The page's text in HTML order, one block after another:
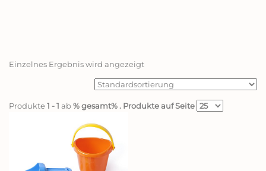
Einzelnes Ergebnis wird angezeigt
Produkte1 - 1 ab% gesamt% . Produkte auf Seite